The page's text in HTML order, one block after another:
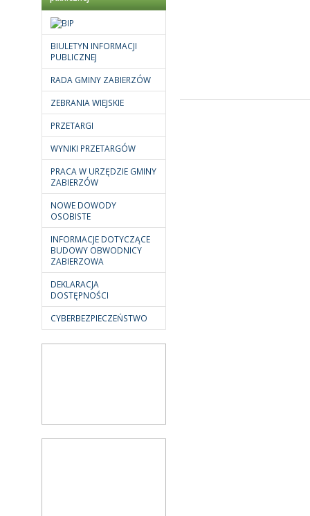
BIULETYN INFORMACJI
PUBLICZNEJ
RADA GMINY ZABIERZÓW
ZEBRANIA WIEJSKIE
PRZETARGI
WYNIKI PRZETARGÓW
PRACA W URZĘDZIE GMINY
ZABIERZÓW
NOWE DOWODY
OSOBISTE
INFORMACJE DOTYCZĄCE
BUDOWY OBWODNICY
ZABIERZOWA
DEKLARACJA
DOSTĘPNOŚCI
CYBERBEZPIECZEŃSTWO